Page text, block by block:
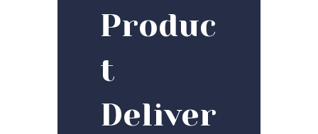
Produc
t
Deliver